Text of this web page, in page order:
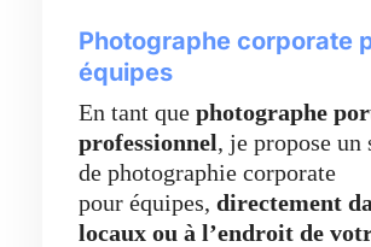
Photographe corporate
équipes
En tant que photographe
professionnel, je propose un
de photographie corporate
pour équipes, directement
locaux ou à l’endroit de